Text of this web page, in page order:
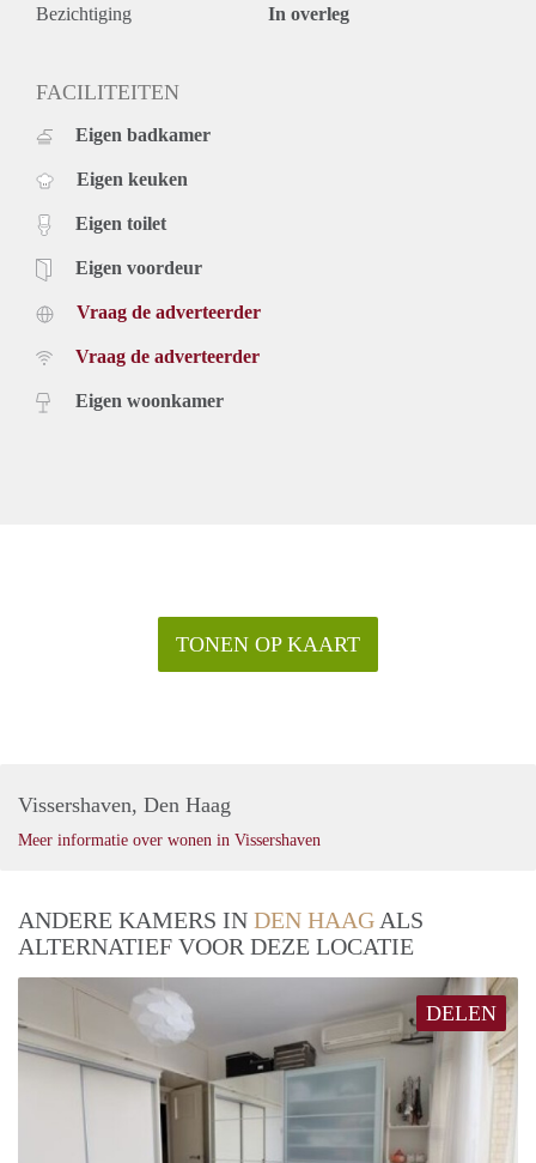
Bezichtiging In overleg
FACILITEITEN
Eigen badkamer
Eigen keuken
Eigen toilet
Eigen voordeur
Vraag de adverteerder
Vraag de adverteerder
Eigen woonkamer
TONEN OP KAART
Vissershaven, Den Haag
Meer informatie over wonen in Vissershaven
ANDERE KAMERS IN DEN HAAG ALS
ALTERNATIEF VOOR DEZE LOCATIE
DELEN